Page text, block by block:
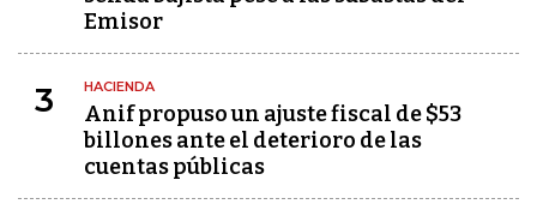
Emisor
3 HACIENDA
Anif propuso un ajuste fiscal de $53
billones ante el deterioro de las
cuentas públicas